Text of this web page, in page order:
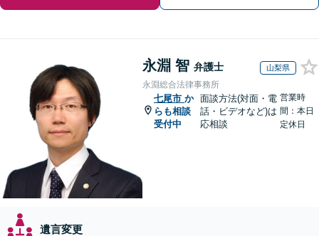
永淵 智 弁護士 山梨県
永淵総合法律事務所
七尾市 か
らも相談
受付中
面談方法(対面・電
話・ビデオなど)は
応相談
営業時
間：本日
定休日
遺言変更